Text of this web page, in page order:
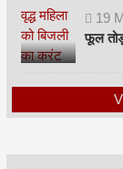
19
फूल